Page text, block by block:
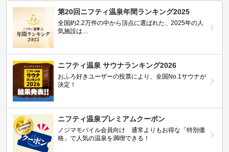
第20回ニフティ温泉年間ランキング2025
全国約2.2万件の中から頂点に選ばれた、2025年の人
気施設は…
ニフティ温泉 サウナランキング2026
おふろ好きユーザーの投票により、全国No.1サウナが
決定！
ニフティ温泉プレミアムクーポン
ノジマモバイル会員向け 通常よりもお得な「特別価
格」で人気の温泉を満喫できる！